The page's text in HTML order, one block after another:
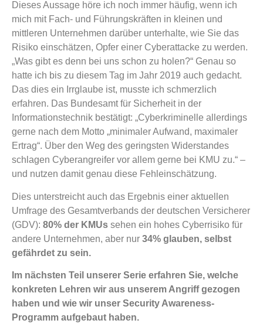
Dieses Aussage höre ich noch immer häufig, wenn ich
mich mit Fach- und Führungskräften in kleinen und
mittleren Unternehmen darüber unterhalte, wie Sie das
Risiko einschätzen, Opfer einer Cyberattacke zu werden.
„Was gibt es denn bei uns schon zu holen?“ Genau so
hatte ich bis zu diesem Tag im Jahr 2019 auch gedacht.
Das dies ein Irrglaube ist, musste ich schmerzlich
erfahren. Das Bundesamt für Sicherheit in der
Informationstechnik bestätigt: „Cyberkriminelle allerdings
gerne nach dem Motto „minimaler Aufwand, maximaler
Ertrag“. Über den Weg des geringsten Widerstandes
schlagen Cyberangreifer vor allem gerne bei KMU zu.“ –
und nutzen damit genau diese Fehleinschätzung.
Dies unterstreicht auch das Ergebnis einer aktuellen
Umfrage des Gesamtverbands der deutschen Versicherer
(GDV): 80% der KMUs sehen ein hohes Cyberrisiko für
andere Unternehmen, aber nur 34% glauben, selbst
gefährdet zu sein.
Im nächsten Teil unserer Serie erfahren Sie, welche
konkreten Lehren wir aus unserem Angriff gezogen
haben und wie wir unser Security Awareness-
Programm aufgebaut haben.